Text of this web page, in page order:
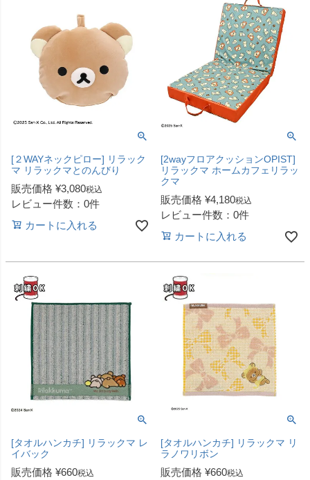
[２WAYネックピロー] リラック
マ リラックマとのんびり
販売価格 ¥3,080税込
レビュー件数：0件
カートに入れる
[2wayフロアクッションOPIST]
リラックマ ホームカフェリラッ
クマ
販売価格 ¥4,180税込
レビュー件数：0件
カートに入れる
[タオルハンカチ] リラックマ レ
イバック
販売価格 ¥660税込
[タオルハンカチ] リラックマ リ
ラノワリボン
販売価格 ¥660税込